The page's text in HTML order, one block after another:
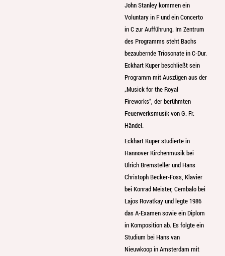
John Stanley kommen ein
Voluntary in F und ein Concerto
in C zur Aufführung. Im Zentrum
des Programms steht Bachs
bezaubernde Triosonate in C-Dur.
Eckhart Kuper beschließt sein
Programm mit Auszügen aus der
„Musick for the Royal
Fireworks“, der berühmten
Feuerwerksmusik von G. Fr.
Händel.
Eckhart Kuper studierte in
Hannover Kirchenmusik bei
Ulrich Bremsteller und Hans
Christoph Becker-Foss, Klavier
bei Konrad Meister, Cembalo bei
Lajos Rovatkay und legte 1986
das A-Examen sowie ein Diplom
in Komposition ab. Es folgte ein
Studium bei Hans van
Nieuwkoop in Amsterdam mit